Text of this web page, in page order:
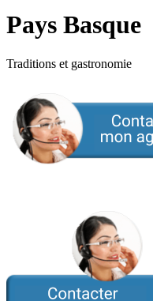
Pays Basque
Traditions et gastronomie